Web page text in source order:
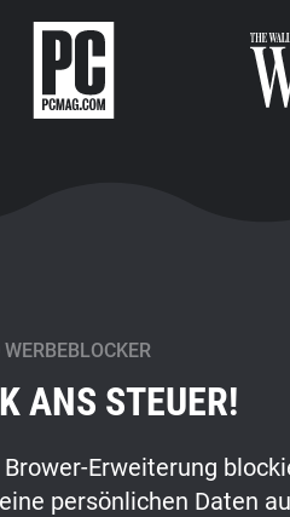
ANS STEUER!
Erweiterung
persönlichen Daten